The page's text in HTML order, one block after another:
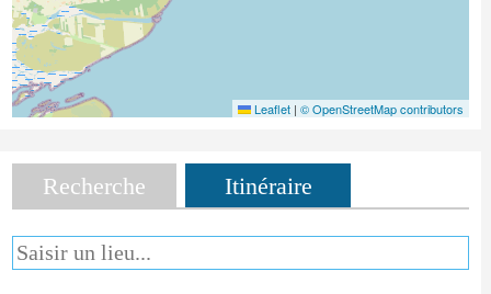
Leaflet | © OpenStreetMap contributors
Recherche Itinéraire